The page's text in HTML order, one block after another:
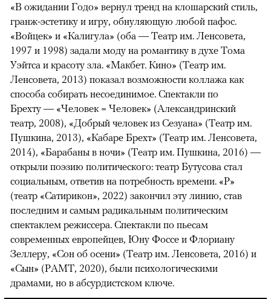
«В ожидании Годо» вернул тренд на клошарский стиль,
гранж-эстетику и игру, обнуляющую любой пафос.
«Войцек» и «Калигула» (оба — Театр им. Ленсовета,
1997 и 1998) задали моду на романтику в духе Тома
Уэйтса и красоту зла. «Макбет. Кино» (Театр им.
Ленсовета, 2013) показал возможности коллажа как
способа собирать несоединимое. Спектакли по
Брехту — «Человек = Человек» (Александринский
театр, 2008), «Добрый человек из Сезуана» (Театр им.
Пушкина, 2013), «Кабаре Брехт» (Театр им. Ленсовета,
2014), «Барабаны в ночи» (Театр им. Пушкина, 2016) —
открыли поэзию политического: театр Бутусова стал
социальным, ответив на потребность времени. «Р»
(театр «Сатирикон», 2022) закончил эту линию, став
последним и самым радикальным политическим
спектаклем режиссера. Спектакли по пьесам
современных европейцев, Юну Фоссе и Флориану
Зеллеру, «Сон об осени» (Театр им. Ленсовета, 2016) и
«Сын» (РАМТ, 2020), были психологическими
драмами, но в абсурдистском ключе.